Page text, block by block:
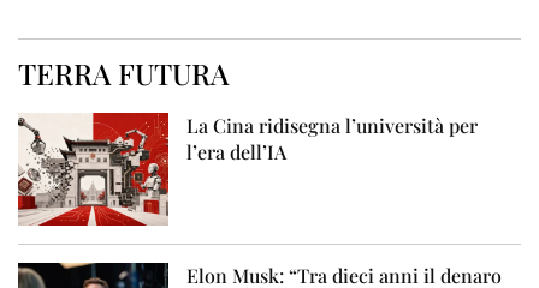
TERRA FUTURA
La Cina ridisegna l’università per
l’era dell’IA
Elon Musk: “Tra dieci anni il denaro